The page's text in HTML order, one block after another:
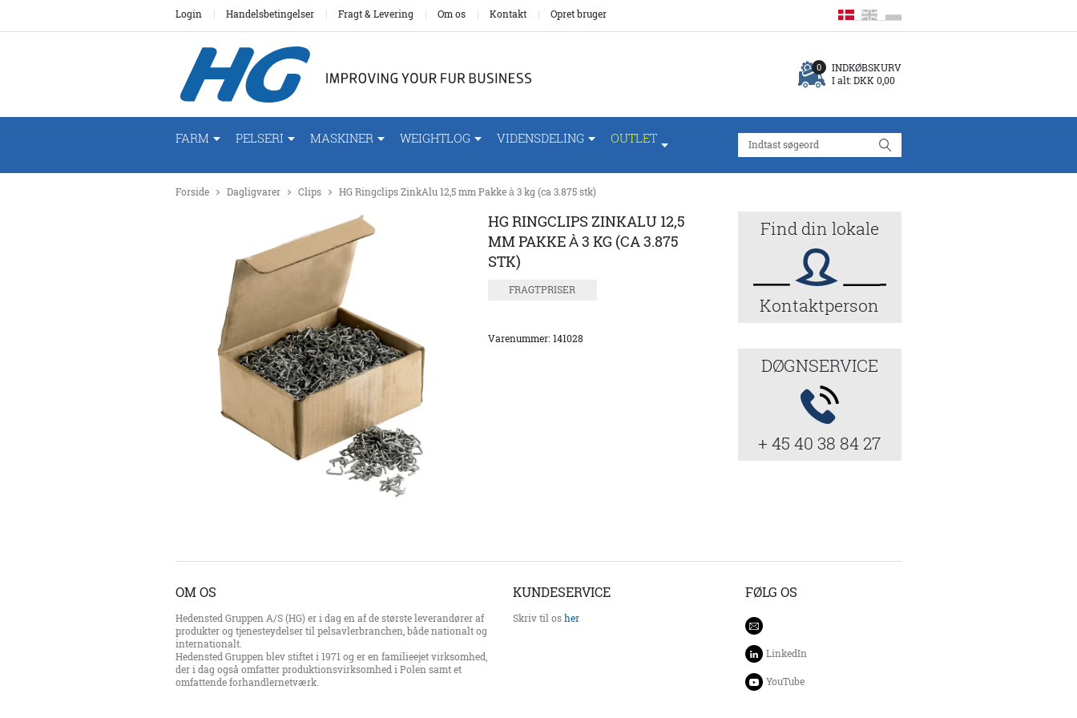
Login Handelsbetingelser Fragt & Levering Om os Kontakt Opret bruger
INDKØBSKURV
0
I alt:DKK 0,00
FARM PELSERI MASKINER WEIGHTLOG VIDENSDELING OUTLET
Forside Dagligvarer Clips HG Ringclips ZinkAlu 12,5 mm Pakke à 3 kg (ca 3.875 stk)
HG RINGCLIPS ZINKALU 12,5
MM PAKKE À 3 KG (CA 3.875
STK)
FRAGTPRISER
Varenummer: 141028
Find din lokale
Kontaktperson
DØGNSERVICE
+ 45 40 38 84 27
OM OS
Hedensted Gruppen A/S (HG) er i dag en af de største leverandører af
produkter og tjenesteydelser til pelsavlerbranchen, både nationalt og
internationalt.
Hedensted Gruppen blev stiftet i 1971 og er en familieejet virksomhed,
der i dag også omfatter produktionsvirksomhed i Polen samt et
omfattende forhandlernetværk.
KUNDESERVICE
Skriv til osher
FØLG OS
LinkedIn
YouTube